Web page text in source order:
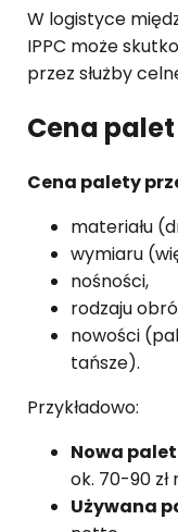
W logistyce
IPPC może
przez służby
Cena
Cena palety
materiału
wymiaru
nośności,
rodzaju
nowości
tańsze).
Przykładowo:
Nowa
ok. 70-90
Używana